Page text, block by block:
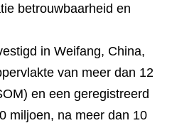
betrouwbaarheid en
in Weifang, China,
van meer dan 12
en een geregistreerd
miljoen, na meer dan 10